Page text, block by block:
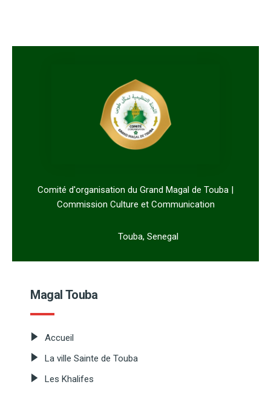
Comité d'organisation du Grand Magal de Touba |
Commission Culture et Communication
Touba, Senegal
Magal Touba
Accueil
La ville Sainte de Touba
Les Khalifes